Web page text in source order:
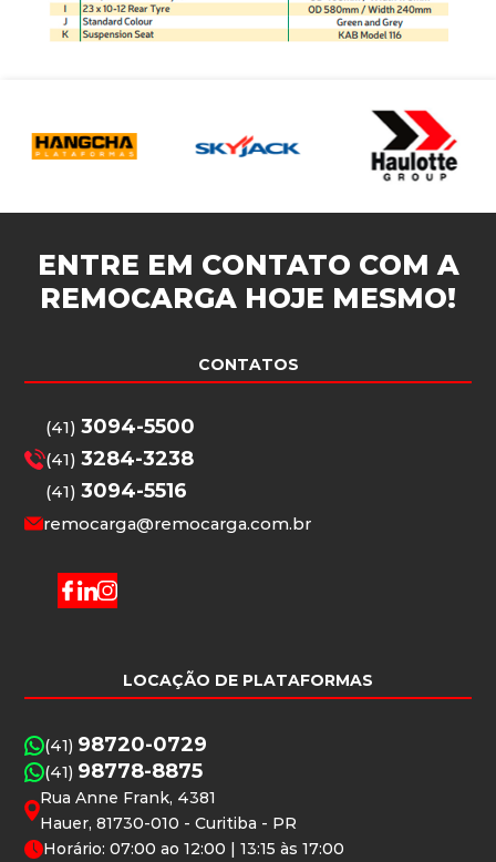
ENTRE EM CONTATO COM A
REMOCARGA HOJE MESMO!
CONTATOS
(41)3094-5500
(41)3284-3238
(41)3094-5516
remocarga@remocarga.com.br
LOCAÇÃO DE PLATAFORMAS
(41) 98720-0729
(41) 98778-8875
Rua Anne Frank, 4381
Hauer, 81730-010 - Curitiba - PR
Horário: 07:00 ao 12:00 | 13:15 às 17:00